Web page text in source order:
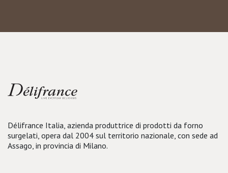
Délifrance Italia, azienda produttrice di prodotti da forno
surgelati, opera dal 2004 sul territorio nazionale, con sede ad
Assago, in provincia di Milano.